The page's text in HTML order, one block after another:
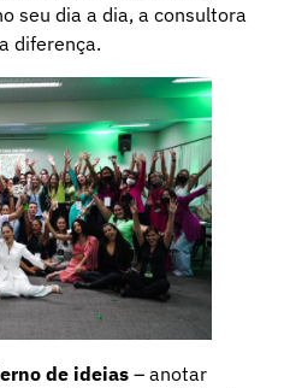
seu dia a dia, a consultora
diferença.
de ideias – anotar